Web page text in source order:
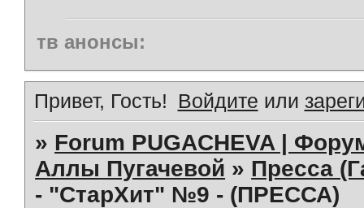
тв анонсы:
Привет, Гость! Войдите или
» Forum PUGACHEVA |
Аллы Пугачевой » Пресса
- "СтарХит" №9 - (ПРЕССА)